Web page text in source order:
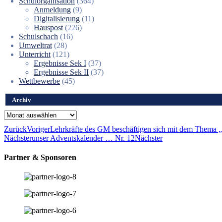
Anmeldung (9)
Digitalisierung (11)
Hauspost (226)
Schulschach (16)
Umweltrat (28)
Unterricht (121)
Ergebnisse Sek I (37)
Ergebnisse Sek II (37)
Wettbewerbe (45)
Archiv
Archiv
ZurückVorigerLehrkräfte des GM beschäftigen sich mit dem Thema
Nächsterunser Adventskalender … Nr. 12Nächster
Partner & Sponsoren